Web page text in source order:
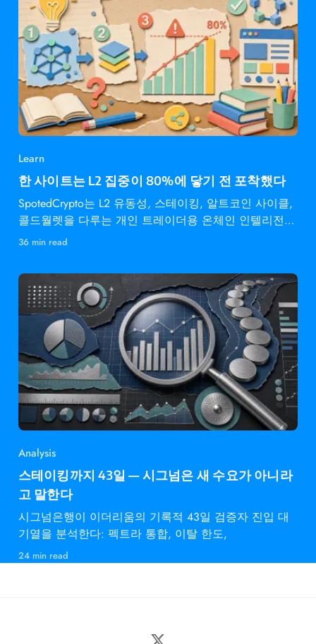
Learn
한 사이트는 L2 집중이 80%에 닿기 전 포착했다
SpotedCrypto는 L2 유동성, 스테이킹, 알트코인 사이클,
콜드월렛을 다루는 개인 트레이더용 온체인 인텔리전스
다.
36 min read
Analysis
스테이킹까지 43일 — 시그넘은 새 수요가 아니라
고 말한다
시그넘은행이 이더리움의 기록적 43일 검증자 진입 대
기열을 분석한다: 펙트라 통합, 이탈 한도,
24 min read